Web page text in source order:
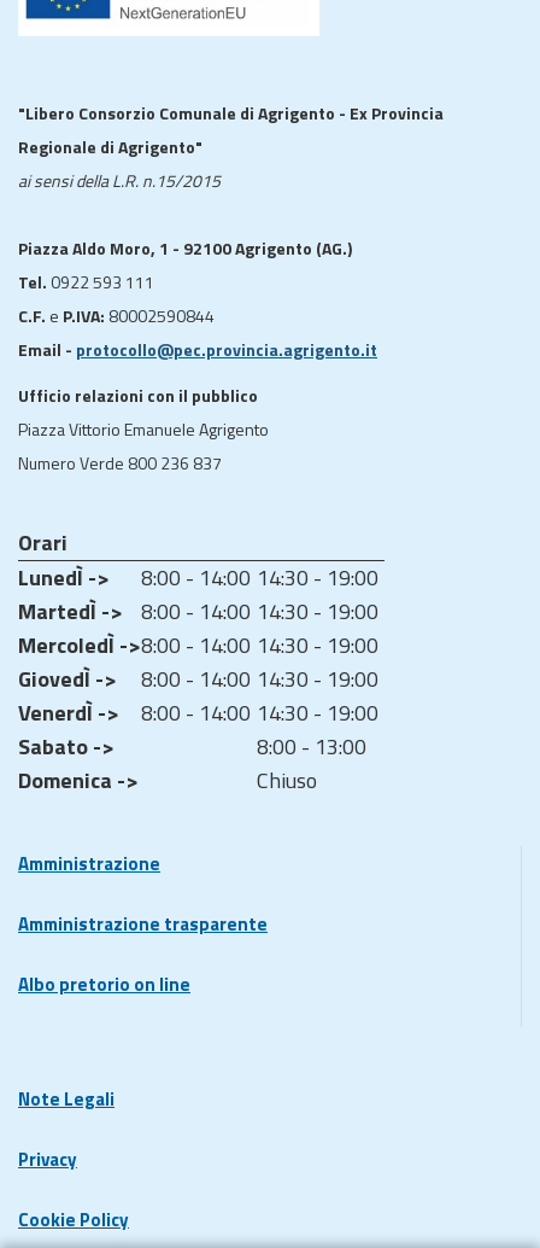
"Libero Consorzio Comunale di Agrigento - Ex Provincia
Regionale di Agrigento"
ai sensi della L.R. n.15/2015
Piazza Aldo Moro, 1 - 92100 Agrigento (AG.)
Tel. 0922 593 111
C.F. e P.IVA: 80002590844
Email - protocollo@pec.provincia.agrigento.it
Ufficio relazioni con il pubblico
Piazza Vittorio Emanuele Agrigento
Numero Verde 800 236 837
Orari
LunedÌ ->
8:00 - 14:00 14:30 - 19:00
MartedÌ -> 8:00 - 14:00 14:30 - 19:00
MercoledÌ ->8:00 - 14:00 14:30 - 19:00
GiovedÌ ->
8:00 - 14:00 14:30 - 19:00
VenerdÌ ->
8:00 - 14:00 14:30 - 19:00
Sabato ->
8:00 - 13:00
Domenica ->
Chiuso
Amministrazione
Amministrazione trasparente
Albo pretorio on line
Note Legali
Privacy
Cookie Policy